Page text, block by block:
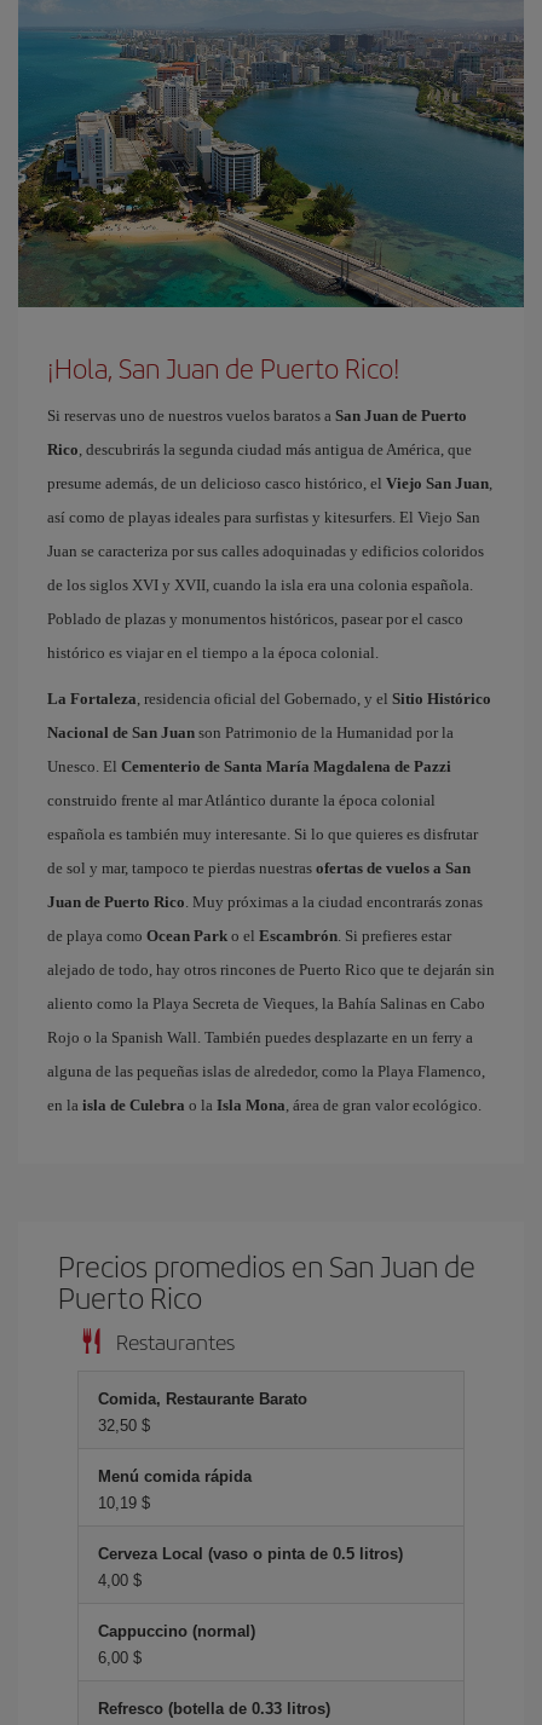
¡Hola, San Juan de Puerto Rico!
Si reservas uno de nuestros vuelos baratos a San Juan de Puerto
Rico, descubrirás la segunda ciudad más antigua de América, que
presume además, de un delicioso casco histórico, el Viejo San Juan,
así como de playas ideales para surfistas y kitesurfers. El Viejo San
Juan se caracteriza por sus calles adoquinadas y edificios coloridos
de los siglos XVI y XVII, cuando la isla era una colonia española.
Poblado de plazas y monumentos históricos, pasear por el casco
histórico es viajar en el tiempo a la época colonial.
La Fortaleza, residencia oficial del Gobernado, y el Sitio Histórico
Nacional de San Juan son Patrimonio de la Humanidad por la
Unesco. El Cementerio de Santa María Magdalena de Pazzi
construido frente al mar Atlántico durante la época colonial
española es también muy interesante. Si lo que quieres es disfrutar
de sol y mar, tampoco te pierdas nuestras ofertas de vuelos a San
Juan de Puerto Rico. Muy próximas a la ciudad encontrarás zonas
de playa como Ocean Park o el Escambrón. Si prefieres estar
alejado de todo, hay otros rincones de Puerto Rico que te dejarán sin
aliento como la Playa Secreta de Vieques, la Bahía Salinas en Cabo
Rojo o la Spanish Wall. También puedes desplazarte en un ferry a
alguna de las pequeñas islas de alrededor, como la Playa Flamenco,
en la isla de Culebra o la Isla Mona, área de gran valor ecológico.
Precios promedios en San Juan de
Puerto Rico
Restaurantes
Comida, Restaurante Barato
32,50 $
Menú comida rápida
10,19 $
Cerveza Local (vaso o pinta de 0.5 litros)
4,00 $
Cappuccino (normal)
6,00 $
Refresco (botella de 0.33 litros)